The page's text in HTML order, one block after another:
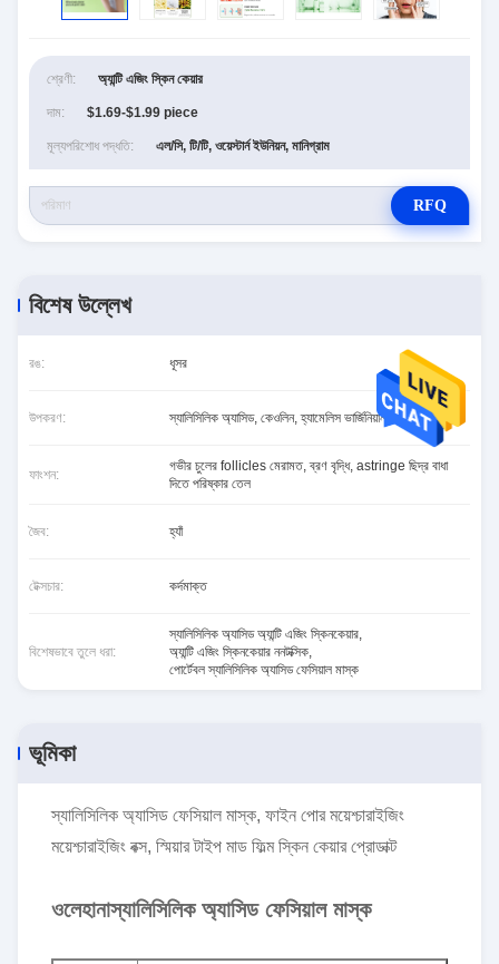
শ্রেণী: অ্যান্টি এজিং স্কিন কেয়ার
দাম: $1.69-$1.99 piece
মূল্যপরিশোধ পদ্ধতি: এল/সি, টি/টি, ওয়েস্টার্ন ইউনিয়ন, মানিগ্রাম
RFQ
বিশেষ উল্লেখ
রঙ: ধূসর
উপকরণ: স্যালিসিলিক অ্যাসিড, কেওলিন, হ্যামেলিস ভার্জিনিয়ানা নির্যাস
ফাংশন:
গভীর চুলের follicles মেরামত, ব্রণ বৃদ্ধি, astringe ছিদ্র বাধা
দিতে পরিষ্কার তেল
জৈব: হ্যাঁ
টেক্সচার: কর্দমাক্ত
বিশেষভাবে তুলে ধরা:
স্যালিসিলিক অ্যাসিড অ্যান্টি এজিং স্কিনকেয়ার,
অ্যান্টি এজিং স্কিনকেয়ার ননটক্সিক,
পোর্টেবল স্যালিসিলিক অ্যাসিড ফেসিয়াল মাস্ক
ভূমিকা
স্যালিসিলিক অ্যাসিড ফেসিয়াল মাস্ক, ফাইন পোর ময়েশ্চারাইজিং
ময়েশ্চারাইজিং বক্স, স্মিয়ার টাইপ মাড ফিল্ম স্কিন কেয়ার প্রোডাক্ট
ওলেহানাস্যালিসিলিক অ্যাসিড ফেসিয়াল মাস্ক